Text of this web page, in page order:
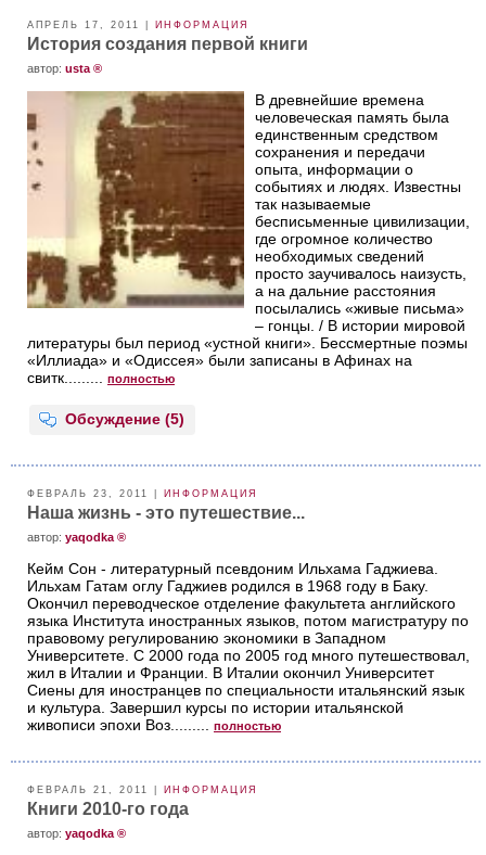
АПРЕЛЬ 17, 2011 | ИНФОРМАЦИЯ
История создания первой книги
aвтор: usta ®
В древнейшие времена
человеческая память была
единственным средством
сохранения и передачи
опыта, информации о
событиях и людях. Известны
так называемые
бесписьменные цивилизации,
где огромное количество
необходимых сведений
просто заучивалось наизусть,
а на дальние расстояния
посылались «живые письма»
– гонцы. / В истории мировой
литературы был период «устной книги». Бессмертные поэмы
«Иллиада» и «Одиссея» были записаны в Афинах на
свитк.........
полностью
Обсуждение (5)
ФЕВРАЛЬ 23, 2011 | ИНФОРМАЦИЯ
Наша жизнь - это путешествие...
aвтор: yaqodka ®
Кейм Сон - литературный псевдоним Ильхама Гаджиева.
Ильхам Гатам оглу Гаджиев родился в 1968 году в Баку.
Окончил переводческое отделение факультета английского
языка Института иностранных языков, потом магистратуру по
правовому регулированию экономики в Западном
Университете. С 2000 года по 2005 год много путешествовал,
жил в Италии и Франции. В Италии окончил Университет
Сиены для иностранцев по специальности итальянский язык
и культура. Завершил курсы по истории итальянской
живописи эпохи Воз.........
полностью
ФЕВРАЛЬ 21, 2011 | ИНФОРМАЦИЯ
Книги 2010-го года
aвтор: yaqodka ®